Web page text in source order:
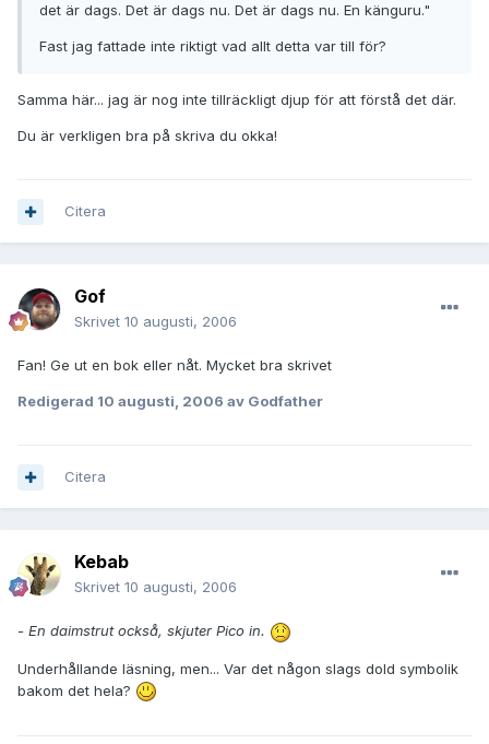
det är dags. Det är dags nu. Det är dags nu. En känguru."
Fast jag fattade inte riktigt vad allt detta var till för?
Samma här... jag är nog inte tillräckligt djup för att förstå det där.
Du är verkligen bra på skriva du okka!
Citera
Gof
Skrivet 10 augusti, 2006
Fan! Ge ut en bok eller nåt. Mycket bra skrivet
Redigerad 10 augusti, 2006 av Godfather
Citera
Kebab
Skrivet 10 augusti, 2006
- En daimstrut också, skjuter Pico in.
Underhållande läsning, men... Var det någon slags dold symbolik
bakom det hela?